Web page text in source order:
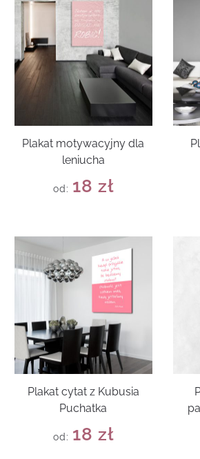
Plakat motywacyjny dla
leniucha
od: 18 zł
Plakat cytat z Kubusia
Puchatka
od: 18 zł